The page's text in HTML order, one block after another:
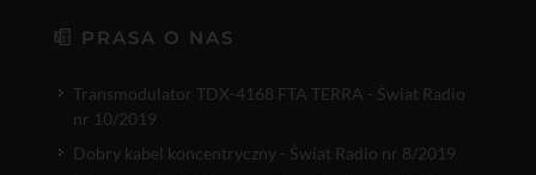
PRASA O NAS
Transmodulator TDX-4168 FTA TERRA - Świat Radio
nr 10/2019
Dobry kabel koncentryczny - Świat Radio nr 8/2019